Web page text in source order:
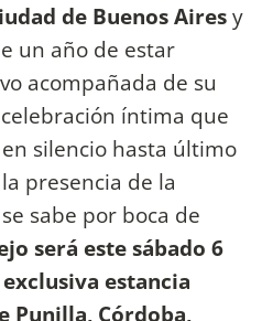
de Buenos Airesy
un año de estar
acompañada de su
íntima que
silencio hasta último
presencia de la
sabe por boca de
será este sábado 6
estancia
Punilla, Córdoba,